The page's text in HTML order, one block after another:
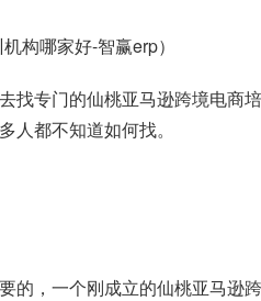
构哪家好-智赢erp）
找专门的仙桃亚马逊跨境电
都不知道如何找。
的，一个刚成立的仙桃亚马